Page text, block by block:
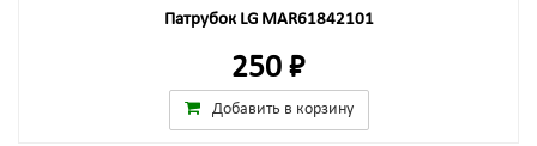
Патрубок LG MAR61842101
250 ₽
Добавить в корзину